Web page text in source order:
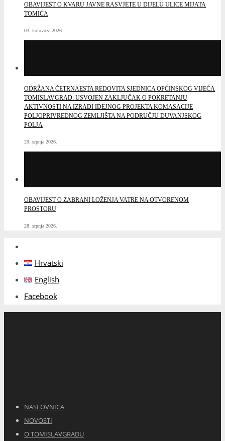
OBAVIJEST O KVARU JAVNE RASVJETE U DIJELU ULICE MIJATA
TOMIĆA
03. kolovoza 2026.
ODRŽANA ČETRNAESTA REDOVITA SJEDNICA OPĆINSKOG VIJEĆA
TOMISLAVGRAD: USVOJEN ZAKLJUČAK O POKRETANJU
AKTIVNOSTI NA IZRADI IDEJNOG PROJEKTA KOMASACIJE
POLJOPRIVREDNOG ZEMLJIŠTA NA PODRUČJU DUVANJSKOG
POLJA
29. srpnja 2026.
OBAVIJEST O ZABRANI LOŽENJA VATRE NA OTVORENOM
PROSTORU
28. srpnja 2026.
Hrvatski
English
Facebook
NASLOVNICA
NOVOSTI
O TOMISLAVGRADU